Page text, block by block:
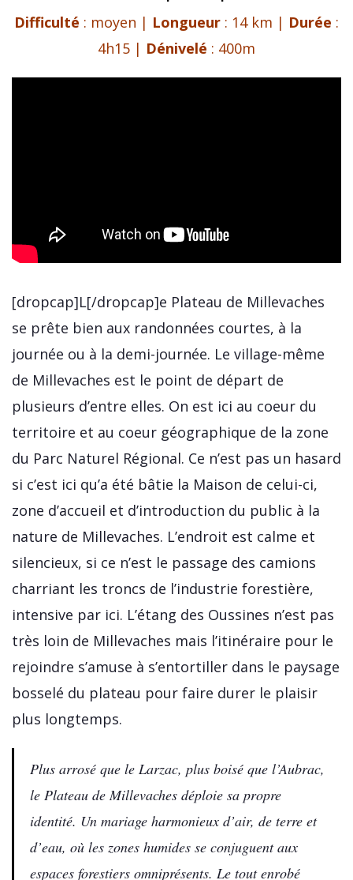
Difficulté : moyen | Longueur : 14 km | Durée :
4h15 | Dénivelé : 400m
[dropcap]L[/dropcap]e Plateau de Millevaches
se prête bien aux randonnées courtes, à la
journée ou à la demi-journée. Le village-même
de Millevaches est le point de départ de
plusieurs d’entre elles. On est ici au coeur du
territoire et au coeur géographique de la zone
du Parc Naturel Régional. Ce n’est pas un hasard
si c’est ici qu’a été bâtie la Maison de celui-ci,
zone d’accueil et d’introduction du public à la
nature de Millevaches. L’endroit est calme et
silencieux, si ce n’est le passage des camions
charriant les troncs de l’industrie forestière,
intensive par ici. L’étang des Oussines n’est pas
très loin de Millevaches mais l’itinéraire pour le
rejoindre s’amuse à s’entortiller dans le paysage
bosselé du plateau pour faire durer le plaisir
plus longtemps.
Plus arrosé que le Larzac, plus boisé que l’Aubrac,
le Plateau de Millevaches déploie sa propre
identité. Un mariage harmonieux d’air, de terre et
d’eau, où les zones humides se conjuguent aux
espaces forestiers omniprésents. Le tout enrobé